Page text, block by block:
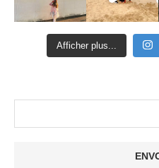
Afficher plus...